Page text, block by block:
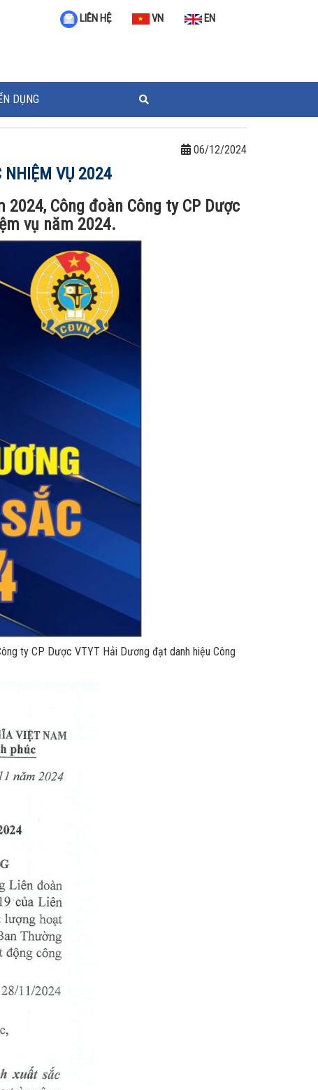
LIÊN HỆ VN EN
DỤNG
06/12/2024
NHIỆM VỤ 2024
Công đoàn Công ty CP Dược
vụ năm 2024.
ty CP Dược VTYT Hải Dương đạt danh hiệu Công